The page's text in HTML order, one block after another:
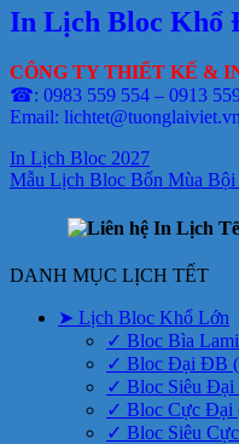
là:
550.000₫.
tại
là:
350.000₫.
In Lịch Bloc Khổ
CÔNG TY THIẾT KẾ &
☎: 0983 559 554 – 0913
Email:
In Lịch Bloc 2027
Mẫu Lịch Bloc Bốn Mùa Bội
DANH MỤC LỊCH TẾT
➤ Lịch Bloc Khổ Lớn
✓ Bloc Bìa
✓ Bloc Đại ĐB
✓ Bloc Siêu Đại
✓ Bloc Cực Đại
✓ Bloc Siêu